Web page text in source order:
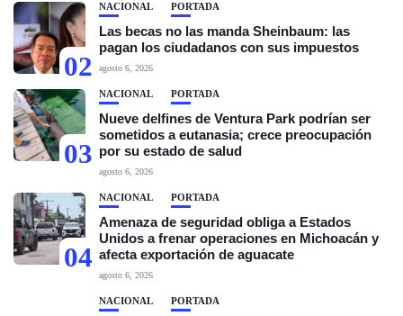
02
NACIONAL PORTADA
Las becas no las manda Sheinbaum: las
pagan los ciudadanos con sus impuestos
agosto 6, 2026
03
NACIONAL PORTADA
Nueve delfines de Ventura Park podrían ser
sometidos a eutanasia; crece preocupación
por su estado de salud
agosto 6, 2026
04
NACIONAL PORTADA
Amenaza de seguridad obliga a Estados
Unidos a frenar operaciones en Michoacán y
afecta exportación de aguacate
agosto 6, 2026
NACIONAL PORTADA